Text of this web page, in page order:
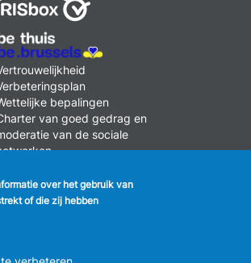
bepalingen
van goed gedrag en
van de sociale
over het gebruik van
of die zij hebben